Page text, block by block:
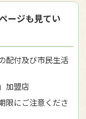
ージも見てい
配付及び市民生活
加盟店
限にご注意くださ